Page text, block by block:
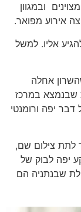
מצוינים ובמגוון
אירוע מפואר.
אליו. למשל
אחלה
שבנמצא במרכז
דבר יפה ורומנטי
לתת צילום שם,
יפה לבוק של
שבנתניה הם